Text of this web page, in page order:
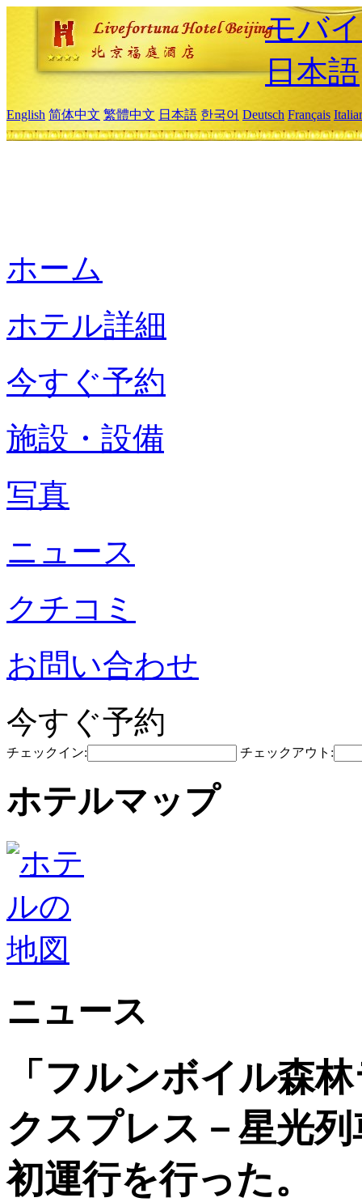
モバ
日本語
English 简体中文 繁體中文 日本語 한국어 Deutsch Français
ホーム
ホテル詳細
今すぐ予約
施設・設備
写真
ニュース
クチコミ
お問い合わせ
今すぐ予約
チェックイン: チェックアウト:
ホテルマップ
ニュース
「フルンボイル森
クスプレス－星光
初運行を行った。